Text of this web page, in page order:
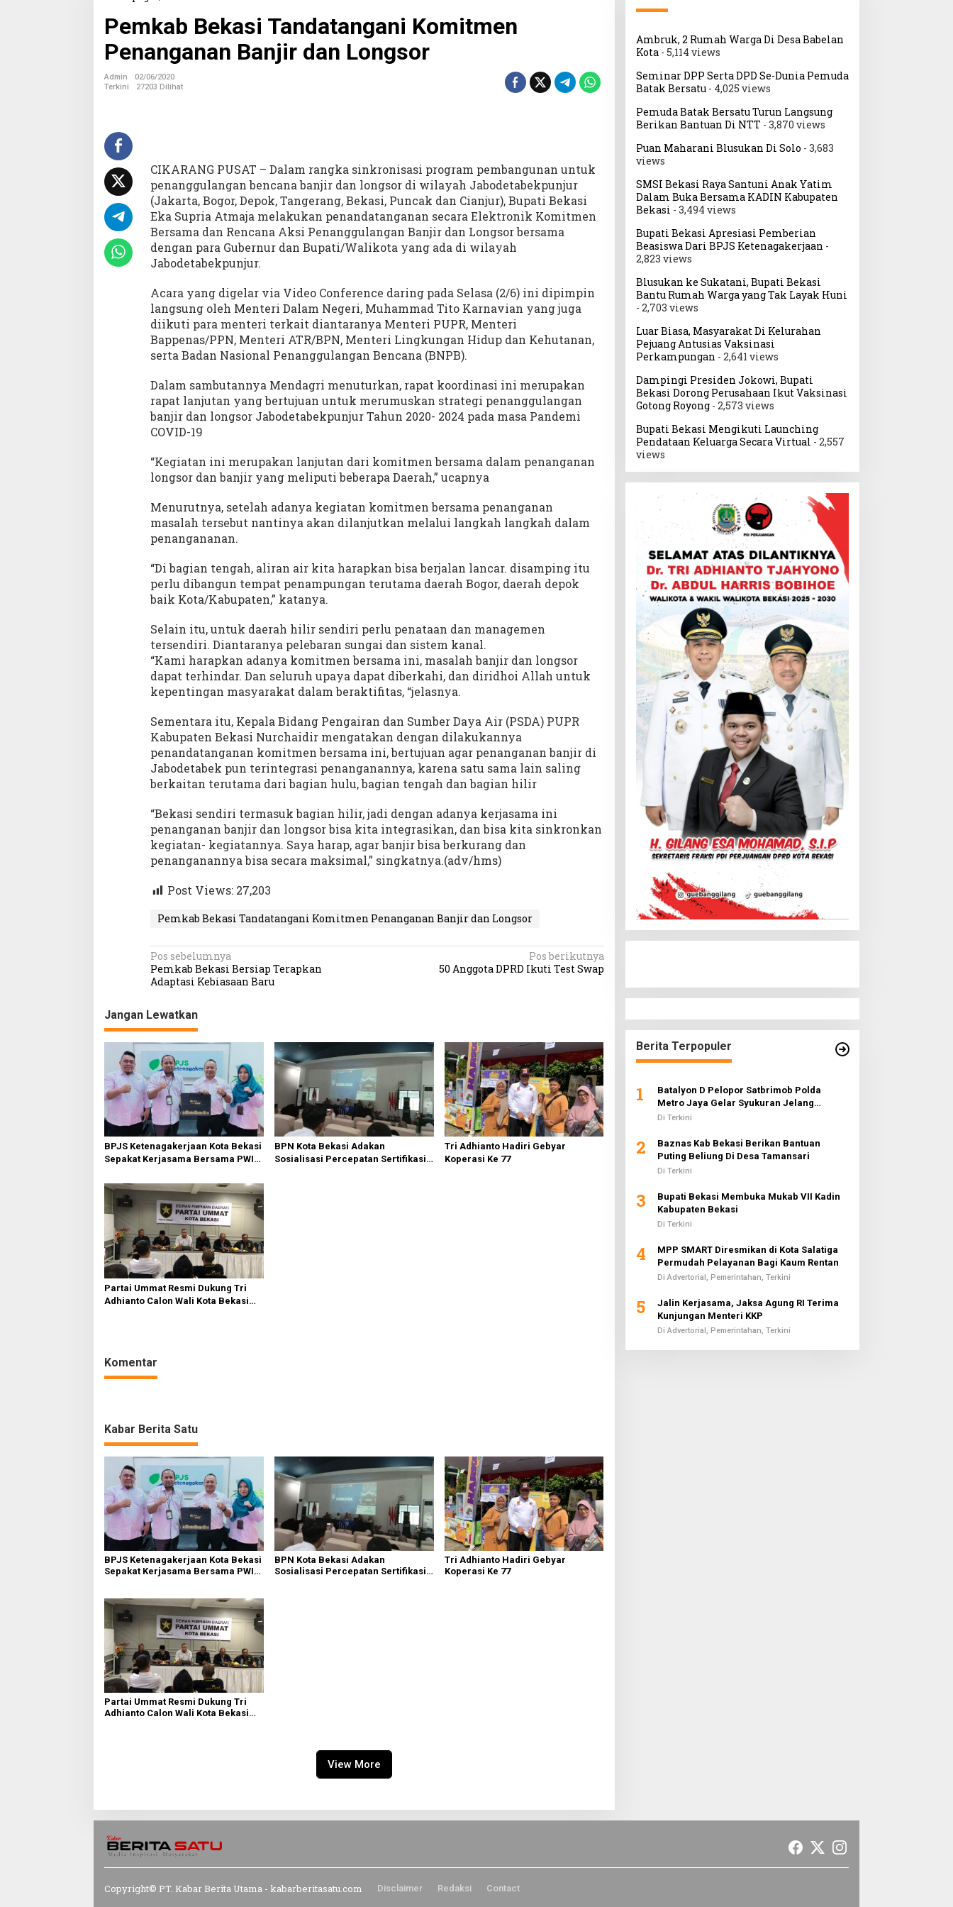
m
k
a
b
a
n
d
a
t
n
g
a
i
o
m
i
t
n
P
e
n
g
a
a
n
a
j
i
r
n
L
o
n
s
r
Pemkab Bekasi Tandatangani Komitmen
Penanganan Banjir dan Longsor
Admin
02/06/2020
Terkini
27203 Dilihat
CIKARANG PUSAT – Dalam rangka sinkronisasi program pembangunan untuk
penanggulangan bencana banjir dan longsor di wilayah Jabodetabekpunjur
(Jakarta, Bogor, Depok, Tangerang, Bekasi, Puncak dan Cianjur), Bupati Bekasi
Eka Supria Atmaja melakukan penandatanganan secara Elektronik Komitmen
Bersama dan Rencana Aksi Penanggulangan Banjir dan Longsor bersama
dengan para Gubernur dan Bupati/Walikota yang ada di wilayah
Jabodetabekpunjur.
Acara yang digelar via Video Conference daring pada Selasa (2/6) ini dipimpin
langsung oleh Menteri Dalam Negeri, Muhammad Tito Karnavian yang juga
diikuti para menteri terkait diantaranya Menteri PUPR, Menteri
Bappenas/PPN, Menteri ATR/BPN, Menteri Lingkungan Hidup dan Kehutanan,
serta Badan Nasional Penanggulangan Bencana (BNPB).
Dalam sambutannya Mendagri menuturkan, rapat koordinasi ini merupakan
rapat lanjutan yang bertujuan untuk merumuskan strategi penanggulangan
banjir dan longsor Jabodetabekpunjur Tahun 2020- 2024 pada masa Pandemi
COVID-19
“Kegiatan ini merupakan lanjutan dari komitmen bersama dalam penanganan
longsor dan banjir yang meliputi beberapa Daerah,” ucapnya
Menurutnya, setelah adanya kegiatan komitmen bersama penanganan
masalah tersebut nantinya akan dilanjutkan melalui langkah langkah dalam
penangananan.
“Di bagian tengah, aliran air kita harapkan bisa berjalan lancar. disamping itu
perlu dibangun tempat penampungan terutama daerah Bogor, daerah depok
baik Kota/Kabupaten,” katanya.
Selain itu, untuk daerah hilir sendiri perlu penataan dan managemen
tersendiri. Diantaranya pelebaran sungai dan sistem kanal.
“Kami harapkan adanya komitmen bersama ini, masalah banjir dan longsor
dapat terhindar. Dan seluruh upaya dapat diberkahi, dan diridhoi Allah untuk
kepentingan masyarakat dalam beraktifitas, “jelasnya.
Sementara itu, Kepala Bidang Pengairan dan Sumber Daya Air (PSDA) PUPR
Kabupaten Bekasi Nurchaidir mengatakan dengan dilakukannya
penandatanganan komitmen bersama ini, bertujuan agar penanganan banjir di
Jabodetabek pun terintegrasi penanganannya, karena satu sama lain saling
berkaitan terutama dari bagian hulu, bagian tengah dan bagian hilir
“Bekasi sendiri termasuk bagian hilir, jadi dengan adanya kerjasama ini
penanganan banjir dan longsor bisa kita integrasikan, dan bisa kita sinkronkan
kegiatan- kegiatannya. Saya harap, agar banjir bisa berkurang dan
penanganannya bisa secara maksimal,” singkatnya.(adv/hms)
Post Views: 27,203
Pemkab Bekasi Tandatangani Komitmen Penanganan Banjir dan Longsor
N
a
i
g
a
s
i
p
o
s
Pos sebelumnya
Pemkab Bekasi Bersiap Terapkan
Adaptasi Kebiasaan Baru
Pos berikutnya
50 Anggota DPRD Ikuti Test Swap
Jangan Lewatkan
BPJS Ketenagakerjaan Kota Bekasi
Sepakat Kerjasama Bersama PWI
BPN Kota Bekasi Adakan
Sosialisasi Percepatan Sertifikasi
Tri Adhianto Hadiri Gebyar
Koperasi Ke 77
Partai Ummat Resmi Dukung Tri
Adhianto Calon Wali Kota Bekasi
Komentar
Kabar Berita Satu
BPJS Ketenagakerjaan Kota Bekasi
Sepakat Kerjasama Bersama PWI
BPN Kota Bekasi Adakan
Sosialisasi Percepatan Sertifikasi
Tri Adhianto Hadiri Gebyar
Koperasi Ke 77
Partai Ummat Resmi Dukung Tri
Adhianto Calon Wali Kota Bekasi
View More
Ambruk, 2 Rumah Warga Di Desa Babelan
Kota- 5,114 views
Seminar DPP Serta DPD Se-Dunia Pemuda
Batak Bersatu- 4,025 views
Pemuda Batak Bersatu Turun Langsung
Berikan Bantuan Di NTT - 3,870 views
Puan Maharani Blusukan Di Solo - 3,683
views
SMSI Bekasi Raya Santuni Anak Yatim
Dalam Buka Bersama KADIN Kabupaten
Bekasi - 3,494 views
Bupati Bekasi Apresiasi Pemberian
Beasiswa Dari BPJS Ketenagakerjaan -
2,823 views
Blusukan ke Sukatani, Bupati Bekasi
Bantu Rumah Warga yang Tak Layak Huni
- 2,703 views
Luar Biasa, Masyarakat Di Kelurahan
Pejuang Antusias Vaksinasi
Perkampungan - 2,641 views
Dampingi Presiden Jokowi, Bupati
Bekasi Dorong Perusahaan Ikut Vaksinasi
Gotong Royong- 2,573 views
Bupati Bekasi Mengikuti Launching
Pendataan Keluarga Secara Virtual - 2,557
views
Berita Terpopuler
1
Batalyon D Pelopor Satbrimob Polda
Metro Jaya Gelar Syukuran Jelang
Ramadhan 1442 H
Di Terkini
2
Baznas Kab Bekasi Berikan Bantuan
Puting Beliung Di Desa Tamansari
Di Terkini
3
Bupati Bekasi Membuka Mukab VII Kadin
Kabupaten Bekasi
Di Terkini
4
MPP SMART Diresmikan di Kota Salatiga
Permudah Pelayanan Bagi Kaum Rentan
Di Advertorial, Pemerintahan, Terkini
5
Jalin Kerjasama, Jaksa Agung RI Terima
Kunjungan Menteri KKP
Di Advertorial, Pemerintahan, Terkini
Copyright© PT. Kabar Berita Utama - kabarberitasatu.com Disclaimer Redaksi Contact